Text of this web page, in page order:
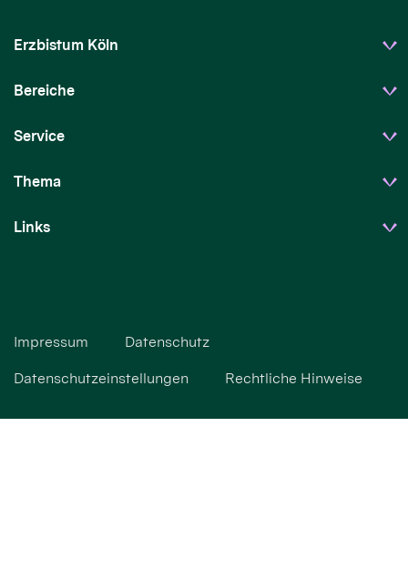
Erzbistum Köln
Bereiche
Service
Thema
Links
Impressum Datenschutz
Datenschutzeinstellungen Rechtliche Hinweise